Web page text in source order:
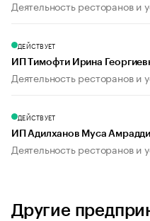
Деятельность ресторанов и
ДЕЙСТВУЕТ
ИП Тимофти Ирина
Деятельность ресторанов и
ДЕЙСТВУЕТ
ИП Адилханов Муса
Деятельность ресторанов и
Другие